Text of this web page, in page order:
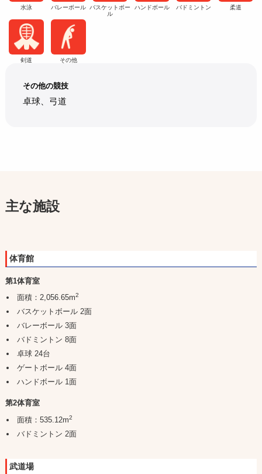
水泳 バレーボール
バスケットボー
ル
ハンドボール バドミントン 柔道
剣道 その他
その他の競技
卓球、弓道
主な施設
体育館
第1体育室
面積：2,056.65m2
バスケットボール 2面
バレーボール 3面
バドミントン 8面
卓球 24台
ゲートボール 4面
ハンドボール 1面
第2体育室
面積：535.12m2
バドミントン 2面
武道場